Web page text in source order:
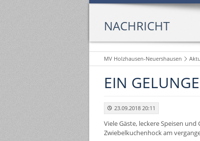
NACHRICHT
MV Holzhausen-Neuershausen
EIN
23.09.2018 20:11
Viele Gäste, leckere Speisen
Zwiebelkuchenhock am